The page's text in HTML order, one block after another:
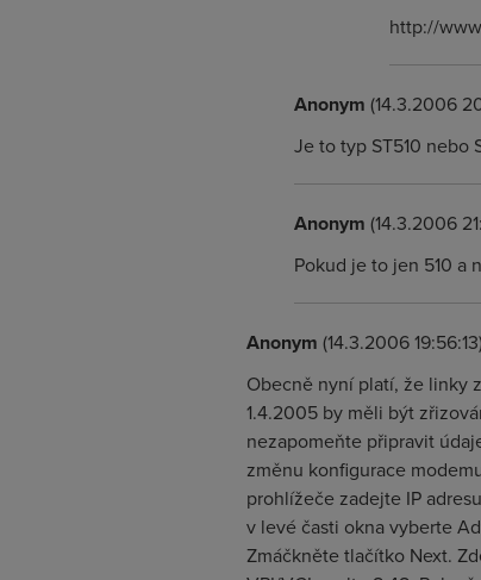
http://
Anonym (14.3.2006
Je to typ ST510 nebo
Anonym (14.3.2006
Pokud je to jen 510 a
Anonym (14.3.2006 19:56:13)
Obecně nyní platí, že linky
1.4.2005 by měli být
nezapomeňte připravit
změnu konfigurace
prohlížeče zadejte IP
v levé časti okna vyberte
Zmáčkněte tlačítko Next.